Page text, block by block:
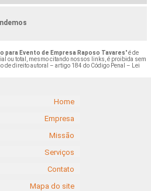
para Evento de Empresa Raposo Tavares" é de
ou total, mesmo citando nossos links, é proibida sem
de direito autoral – artigo 184 do Código Penal –
Lei
Home
Empresa
Missão
Serviços
Contato
Mapa do site